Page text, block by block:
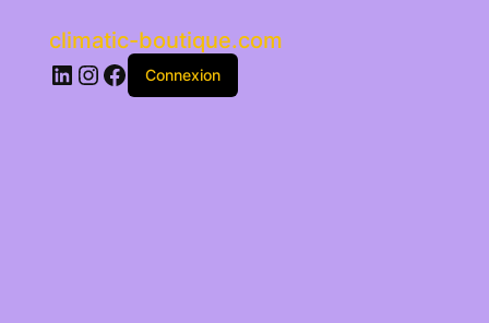
climatic-boutique.com
LinkedIn
Instagram
Facebook
Connexion